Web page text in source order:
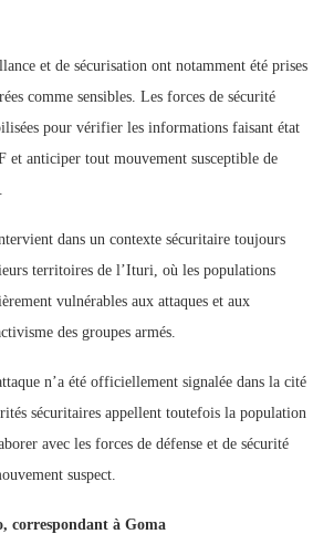
et de sécurisation ont notamment été prises
comme sensibles. Les forces de sécurité
pour vérifier les informations faisant état
et anticiper tout mouvement susceptible de
dans un contexte sécuritaire toujours
territoires de l’Ituri, où les populations
vulnérables aux attaques et aux
des groupes armés.
n’a été officiellement signalée dans la cité
sécuritaires appellent toutefois la population
avec les forces de défense et de sécurité
suspect.
correspondant à Goma